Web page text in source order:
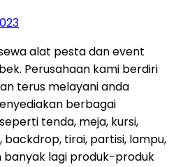
alat pesta dan event
Perusahaan kami berdiri
terus melayani anda
berbagai
tenda, meja, kursi,
tirai, partisi, lampu,
lagi produk-produk